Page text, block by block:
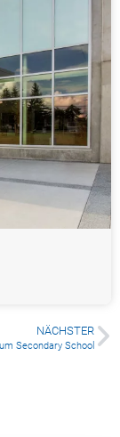
NÄCHSTER
Secondary School